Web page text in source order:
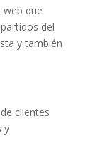
que
del
y también
clientes
y